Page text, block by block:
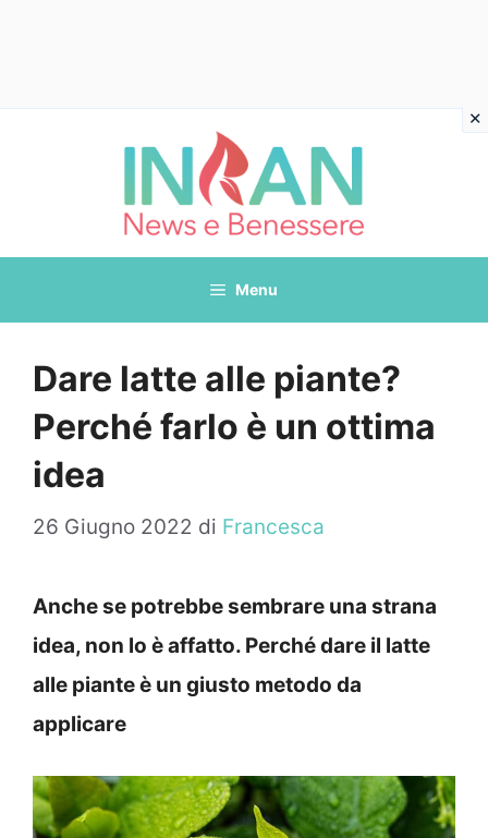
Menu
Dare latte alle piante?
Perché farlo è un ottima
idea
26 Giugno 2022 di Francesca
Anche se potrebbe sembrare una strana
idea, non lo è affatto. Perché dare il latte
alle piante è un giusto metodo da
applicare